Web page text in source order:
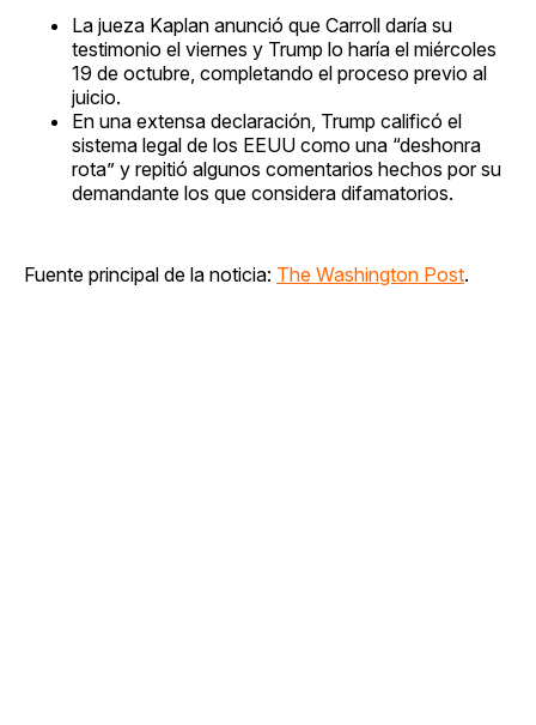
La jueza Kaplan anunció que Carroll daría su
testimonio el viernes y Trump lo haría el miércoles
19 de octubre, completando el proceso previo al
juicio.
En una extensa declaración, Trump calificó el
sistema legal de los EEUU como una “deshonra
rota” y repitió algunos comentarios hechos por su
demandante los que considera difamatorios.
Fuente principal de la noticia: The Washington Post.